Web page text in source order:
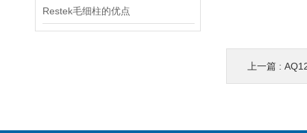
Restek毛细柱的优点
上一篇 :